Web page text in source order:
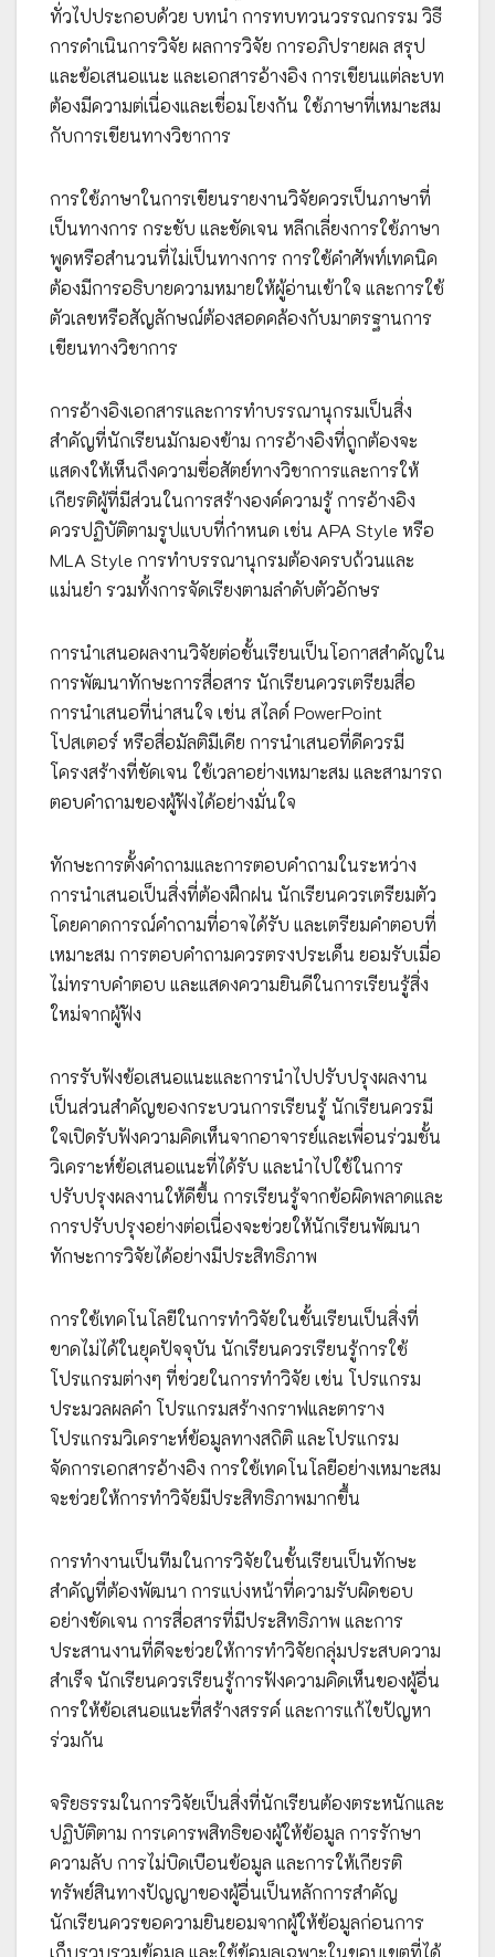
ทั่วไปประกอบด้วย บทนำ การทบทวนวรรณกรรม วิธี
การดำเนินการวิจัย ผลการวิจัย การอภิปรายผล สรุป
และข้อเสนอแนะ และเอกสารอ้างอิง การเขียนแต่ละบท
ต้องมีความต่เนื่องและเชื่อมโยงกัน ใช้ภาษาที่เหมาะสม
กับการเขียนทางวิชาการ
การใช้ภาษาในการเขียนรายงานวิจัยควรเป็นภาษาที่
เป็นทางการ กระชับ และชัดเจน หลีกเลี่ยงการใช้ภาษา
พูดหรือสำนวนที่ไม่เป็นทางการ การใช้คำศัพท์เทคนิค
ต้องมีการอธิบายความหมายให้ผู้อ่านเข้าใจ และการใช้
ตัวเลขหรือสัญลักษณ์ต้องสอดคล้องกับมาตรฐานการ
เขียนทางวิชาการ
การอ้างอิงเอกสารและการทำบรรณานุกรมเป็นสิ่ง
สำคัญที่นักเรียนมักมองข้าม การอ้างอิงที่ถูกต้องจะ
แสดงให้เห็นถึงความซื่อสัตย์ทางวิชาการและการให้
เกียรติผู้ที่มีส่วนในการสร้างองค์ความรู้ การอ้างอิง
ควรปฏิบัติตามรูปแบบที่กำหนด เช่น APA Style หรือ
MLA Style การทำบรรณานุกรมต้องครบถ้วนและ
แม่นยำ รวมทั้งการจัดเรียงตามลำดับตัวอักษร
การนำเสนอผลงานวิจัยต่อชั้นเรียนเป็นโอกาสสำคัญใน
การพัฒนาทักษะการสื่อสาร นักเรียนควรเตรียมสื่อ
การนำเสนอที่น่าสนใจ เช่น สไลด์ PowerPoint
โปสเตอร์ หรือสื่อมัลติมีเดีย การนำเสนอที่ดีควรมี
โครงสร้างที่ชัดเจน ใช้เวลาอย่างเหมาะสม และสามารถ
ตอบคำถามของผู้ฟังได้อย่างมั่นใจ
ทักษะการตั้งคำถามและการตอบคำถามในระหว่าง
การนำเสนอเป็นสิ่งที่ต้องฝึกฝน นักเรียนควรเตรียมตัว
โดยคาดการณ์คำถามที่อาจได้รับ และเตรียมคำตอบที่
เหมาะสม การตอบคำถามควรตรงประเด็น ยอมรับเมื่อ
ไม่ทราบคำตอบ และแสดงความยินดีในการเรียนรู้สิ่ง
ใหม่จากผู้ฟัง
การรับฟังข้อเสนอแนะและการนำไปปรับปรุงผลงาน
เป็นส่วนสำคัญของกระบวนการเรียนรู้ นักเรียนควรมี
ใจเปิดรับฟังความคิดเห็นจากอาจารย์และเพื่อนร่วมชั้น
วิเคราะห์ข้อเสนอแนะที่ได้รับ และนำไปใช้ในการ
ปรับปรุงผลงานให้ดีขึ้น การเรียนรู้จากข้อผิดพลาดและ
การปรับปรุงอย่างต่อเนื่องจะช่วยให้นักเรียนพัฒนา
ทักษะการวิจัยได้อย่างมีประสิทธิภาพ
การใช้เทคโนโลยีในการทำวิจัยในชั้นเรียนเป็นสิ่งที่
ขาดไม่ได้ในยุคปัจจุบัน นักเรียนควรเรียนรู้การใช้
โปรแกรมต่างๆ ที่ช่วยในการทำวิจัย เช่น โปรแกรม
ประมวลผลคำ โปรแกรมสร้างกราฟและตาราง
โปรแกรมวิเคราะห์ข้อมูลทางสถิติ และโปรแกรม
จัดการเอกสารอ้างอิง การใช้เทคโนโลยีอย่างเหมาะสม
จะช่วยให้การทำวิจัยมีประสิทธิภาพมากขึ้น
การทำงานเป็นทีมในการวิจัยในชั้นเรียนเป็นทักษะ
สำคัญที่ต้องพัฒนา การแบ่งหน้าที่ความรับผิดชอบ
อย่างชัดเจน การสื่อสารที่มีประสิทธิภาพ และการ
ประสานงานที่ดีจะช่วยให้การทำวิจัยกลุ่มประสบความ
สำเร็จ นักเรียนควรเรียนรู้การฟังความคิดเห็นของผู้อื่น
การให้ข้อเสนอแนะที่สร้างสรรค์ และการแก้ไขปัญหา
ร่วมกัน
จริยธรรมในการวิจัยเป็นสิ่งที่นักเรียนต้องตระหนักและ
ปฏิบัติตาม การเคารพสิทธิของผู้ให้ข้อมูล การรักษา
ความลับ การไม่บิดเบือนข้อมูล และการให้เกียรติ
ทรัพย์สินทางปัญญาของผู้อื่นเป็นหลักการสำคัญ
นักเรียนควรขอความยินยอมจากผู้ให้ข้อมูลก่อนการ
เก็บรวบรวมข้อมูล และใช้ข้อมูลเฉพาะในขอบเขตที่ได้